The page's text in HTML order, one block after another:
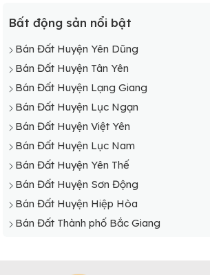
Bất động sản nổi bật
Bán Đất Huyện Yên Dũng
Bán Đất Huyện Tân Yên
Bán Đất Huyện Lạng Giang
Bán Đất Huyện Lục Ngạn
Bán Đất Huyện Việt Yên
Bán Đất Huyện Lục Nam
Bán Đất Huyện Yên Thế
Bán Đất Huyện Sơn Động
Bán Đất Huyện Hiệp Hòa
Bán Đất Thành phố Bắc Giang